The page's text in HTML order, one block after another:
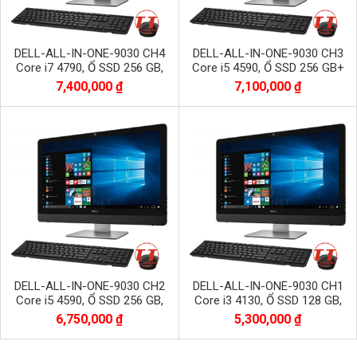
DELL-ALL-IN-ONE-9030 CH4
Core i7 4790, Ổ SSD 256 GB,
DDR3 8G, Màn 23-inch LED IPS
FHD
7,400,000 ₫
DELL-ALL-IN-ONE-9030 CH3
Core i5 4590, Ổ SSD 256 GB+
HDD500Gb, DDR3 8G, Màn 23-
inch LED IPS FHD
7,100,000 ₫
DELL-ALL-IN-ONE-9030 CH2
Core i5 4590, Ổ SSD 256 GB,
DDR3 8G, Màn 23-inch LED IPS
FHD
6,750,000 ₫
DELL-ALL-IN-ONE-9030 CH1
Core i3 4130, Ổ SSD 128 GB,
DDR3 4G, Màn 23-inch LED IPS
FHD
5,300,000 ₫